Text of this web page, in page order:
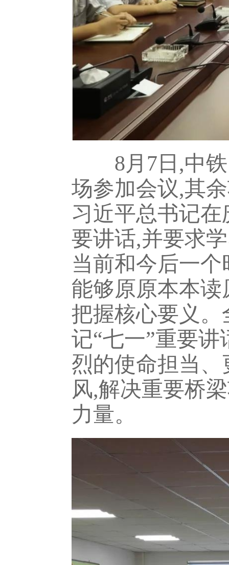
8月7日,中铁
场参加会议,其
习近平总书记
要讲话,并要求
当前和今后一
能够原原本本
把握核心要义
记“七一”重要
烈的使命担当
风,解决重要桥
力量。